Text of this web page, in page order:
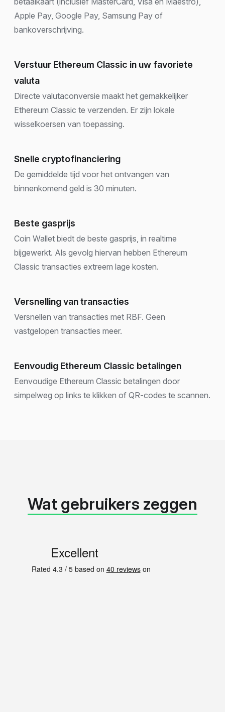
Apple Pay, Google Pay, Samsung Pay of
bankoverschrijving.
Verstuur Ethereum Classic in uw favoriete
valuta
Directe valutaconversie maakt het gemakkelijker
Ethereum Classic te verzenden. Er zijn lokale
wisselkoersen van toepassing.
Snelle cryptofinanciering
De gemiddelde tijd voor het ontvangen van
binnenkomend geld is 30 minuten.
Beste gasprijs
Coin Wallet biedt de beste gasprijs, in realtime
bijgewerkt. Als gevolg hiervan hebben Ethereum
Classic transacties extreem lage kosten.
Versnelling van transacties
Versnellen van transacties met RBF. Geen
vastgelopen transacties meer.
Eenvoudig Ethereum Classic betalingen
Eenvoudige Ethereum Classic betalingen door
simpelweg op links te klikken of QR-codes te scannen.
Wat gebruikers zeggen